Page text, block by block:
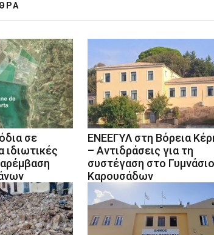
σε
ιδιωτικές
ΕΝΕΕΓΥΛ στη Βόρεια
– Αντιδράσεις για τη
συστέγαση στο Γυμνάσιο
Καρουσάδων